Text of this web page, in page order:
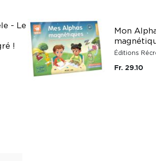
- Le
!
Mon
Éditions
Fr. 29.10